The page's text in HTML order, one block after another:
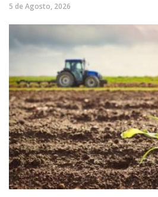
5 de Agosto, 2026